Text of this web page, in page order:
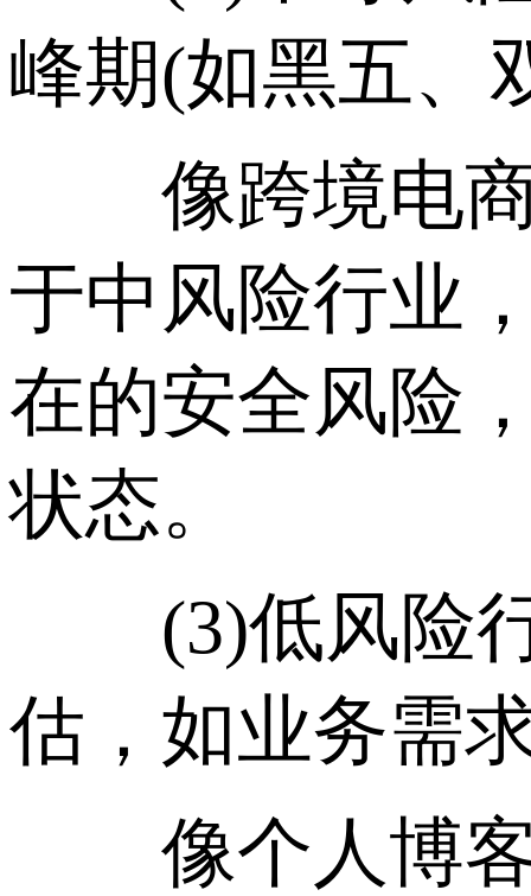
峰期(如黑五、
像跨境电商
于中风险行业
在的安全风险
状态。
(3)低风险行
估，如业务需
像个人博客